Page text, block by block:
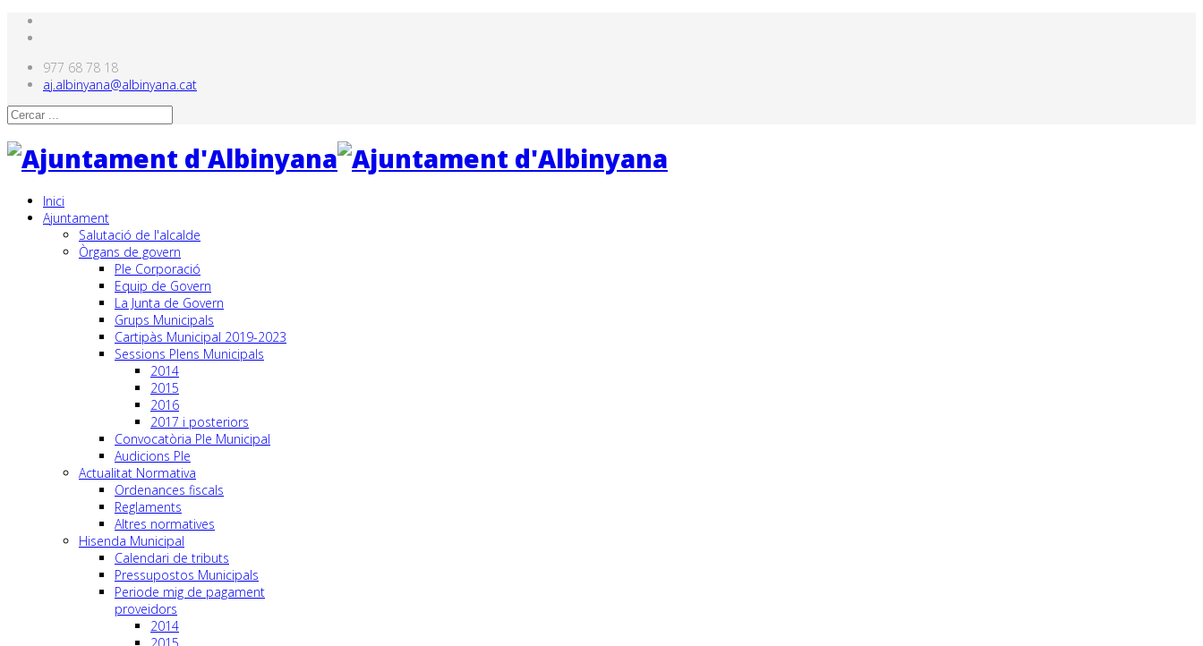
977 68 78 18
aj.albinyana@albinyana.cat
Inici
Ajuntament
Salutació de l'alcalde
Òrgans de govern
Ple Corporació
Equip de Govern
La Junta de Govern
Grups Municipals
Cartipàs Municipal 2019-2023
Sessions Plens Municipals
2014
2015
2016
2017 i posteriors
Convocatòria Ple Municipal
Audicions Ple
Actualitat Normativa
Ordenances fiscals
Reglaments
Altres normatives
Hisenda Municipal
Calendari de tributs
Pressupostos Municipals
Periode mig de pagament
proveidors
2014
2015